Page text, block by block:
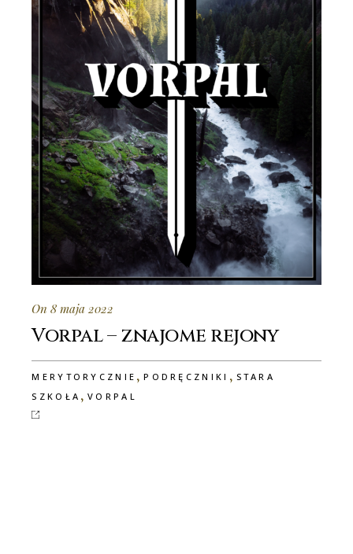
On 8 maja 2022
Vorpal – znajome rejony
MERYTORYCZNIE ,PODRĘCZNIKI , STARA
SZKOŁA ,VORPAL